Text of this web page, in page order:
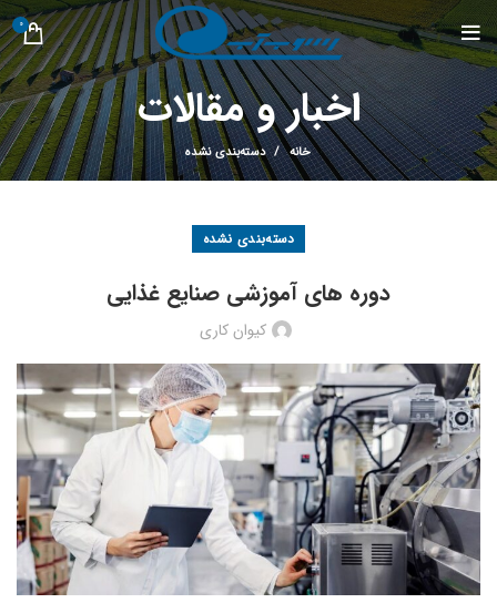
0
اخبار و مقالات
خانه دسته‌بندی نشده
دسته‌بندی نشده
‌‌دوره های آموزشی صنایع غذایی
کیوان کاری